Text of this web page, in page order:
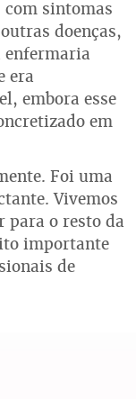
com sintomas
doenças,
enfermaria
era
embora esse
em
Foi uma
Vivemos
para o resto da
importante
de